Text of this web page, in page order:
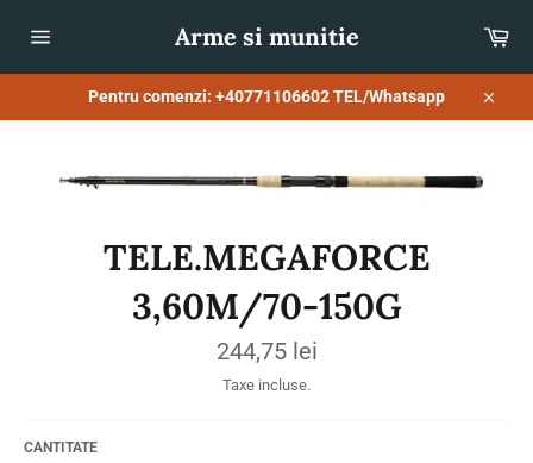
pe
Arme si munitie
Pentru comenzi: +40771106602 TEL/Whatsapp
TELE.MEGAFORCE
3,60M/70-150G
Preț
obișnuit
244,75 lei
Taxe incluse.
CANTITATE